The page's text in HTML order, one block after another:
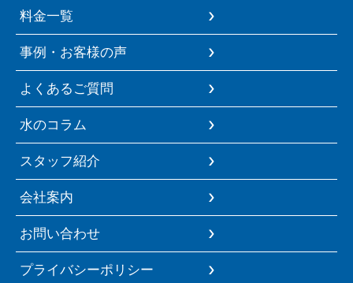
料金一覧
事例・お客様の声
よくあるご質問
水のコラム
スタッフ紹介
会社案内
お問い合わせ
プライバシーポリシー